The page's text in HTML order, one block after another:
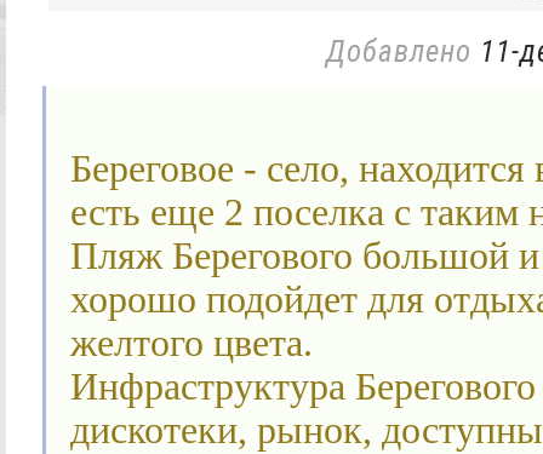
Добавлено 11-
Береговое - село,
есть еще 2 поселка с таким
Пляж Берегового большой
хорошо подойдет для
желтого цвета.
Инфраструктура
дискотеки, рынок,